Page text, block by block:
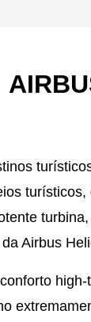
Airbus